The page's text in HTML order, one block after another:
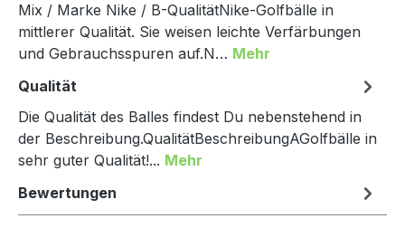
Mix / Marke Nike / B-QualitätNike-Golfbälle in
mittlerer Qualität. Sie weisen leichte Verfärbungen
und Gebrauchsspuren auf.N… Mehr
Qualität
Die Qualität des Balles findest Du nebenstehend in
der Beschreibung.QualitätBeschreibungAGolfbälle in
sehr guter Qualität!... Mehr
Bewertungen